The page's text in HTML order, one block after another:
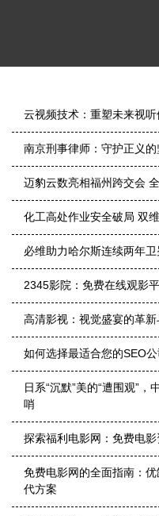
云视频技术：重塑未来视
南京刑事律师：守护正义
迈豹云数亮相福州跨交会
化工高处作业安全破局 双
必维助力哈尔斯连续两年
2345影院：免费在线观影
高清影视：视觉盛宴的革
如何选择最适合您的SEO公
日系“沉默”美的“遭围观”，
哨
探索福利电影网：免费电
免费电影网的全面指南：
代方案